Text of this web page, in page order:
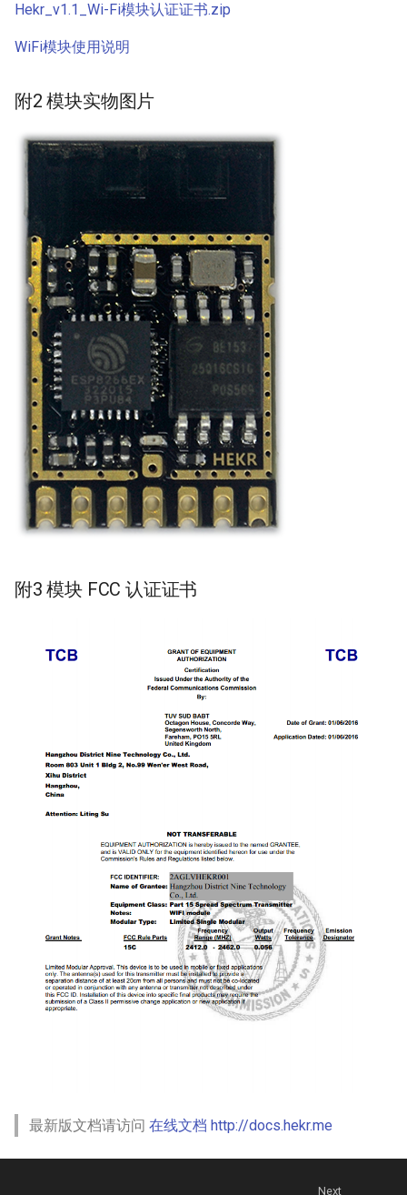
Hekr_v1.1_Wi-Fi模块认证证书.zip
WiFi模块使用说明
附2 模块实物图片
附3 模块 FCC 认证证书
最新版文档请访问 在线文档 http://docs.hekr.me
Next